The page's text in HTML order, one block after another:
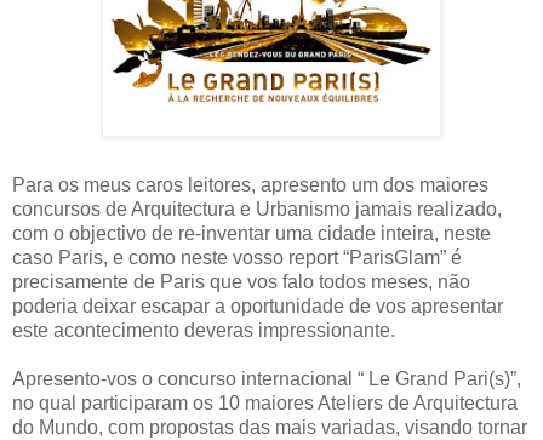
Para os meus caros leitores, apresento um dos maiores
concursos de Arquitectura e Urbanismo jamais realizado,
com o objectivo de re-inventar uma cidade inteira, neste
caso Paris, e como neste vosso report “ParisGlam” é
precisamente de Paris que vos falo todos meses, não
poderia deixar escapar a oportunidade de vos apresentar
este acontecimento deveras impressionante.
Apresento-vos o concurso internacional “ Le Grand Pari(s)”,
no qual participaram os 10 maiores Ateliers de Arquitectura
do Mundo, com propostas das mais variadas, visando tornar